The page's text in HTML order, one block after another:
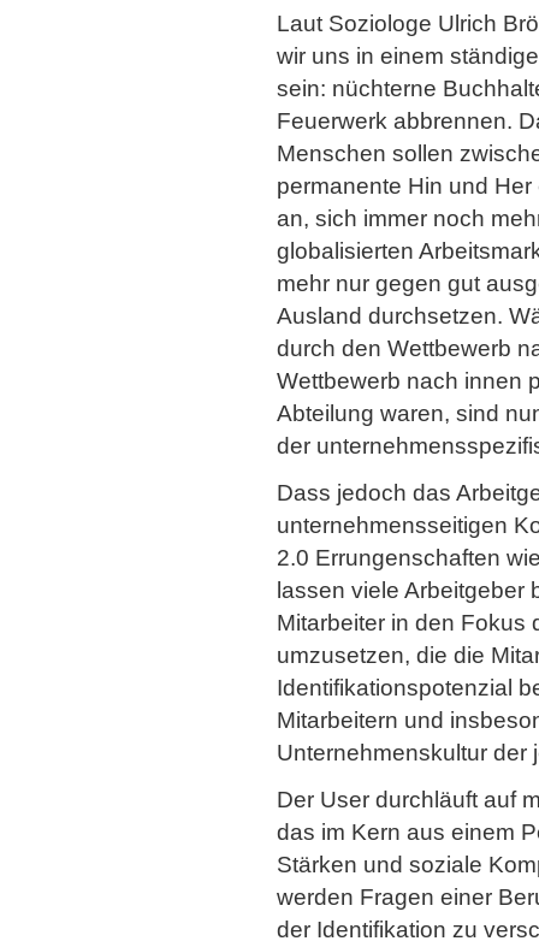
Laut Soziologe Ulrich
wir uns in einem
sein: nüchterne
Feuerwerk abbrennen.
Menschen sollen
permanente Hin und
an, sich immer noch
globalisierten
mehr nur gegen gut
Ausland durchsetzen.
durch den Wettbewerb
Wettbewerb nach innen
Abteilung waren, sind
der
Dass jedoch das
unternehmensseitigen
2.0 Errungenschaften
lassen viele Arbeitgeber
Mitarbeiter in den Fokus
umzusetzen, die die
Identifikationspotenzial
Mitarbeitern und
Unternehmenskultur der
Der User durchläuft auf
das im Kern aus einem
Stärken und soziale
werden Fragen einer
der Identifikation zu